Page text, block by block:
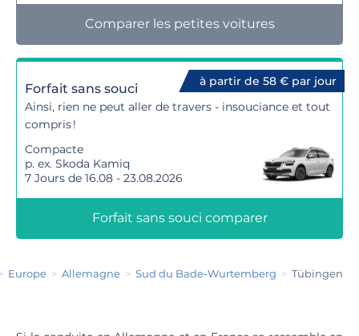
Comparer les petites voitures
à partir de 58 € par jour
Forfait sans souci
Ainsi, rien ne peut aller de travers - insouciance et tout
compris !
Compacte
p. ex. Skoda Kamiq
7 Jours de 16.08 - 23.08.2026
Forfait sans souci comparer
Europe Allemagne Sud du Bade-Wurtemberg Tübingen